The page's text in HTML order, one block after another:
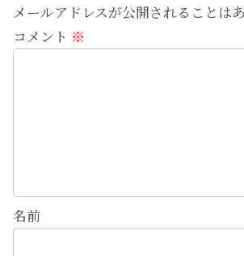
メールアドレスが公開されることは
コメント ※
名前